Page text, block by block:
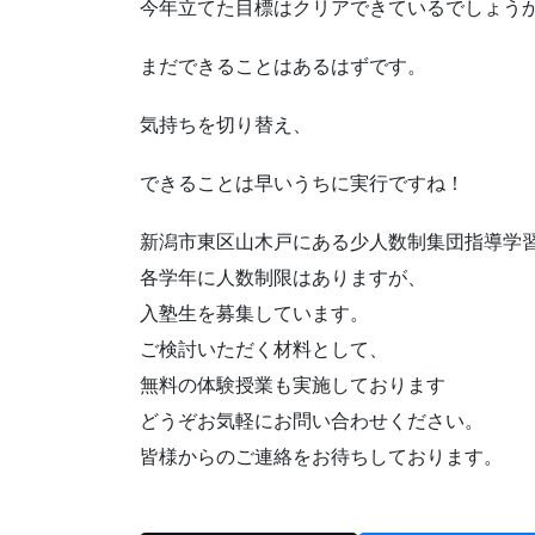
今年立てた目標はクリアできているでしょうか
まだできることはあるはずです。
気持ちを切り替え、
できることは早いうちに実行ですね！
新潟市東区山木戸にある少人数制集団指導学
各学年に人数制限はありますが、
入塾生を募集しています。
ご検討いただく材料として、
無料の体験授業も実施しております
どうぞお気軽にお問い合わせください。
皆様からのご連絡をお待ちしております。